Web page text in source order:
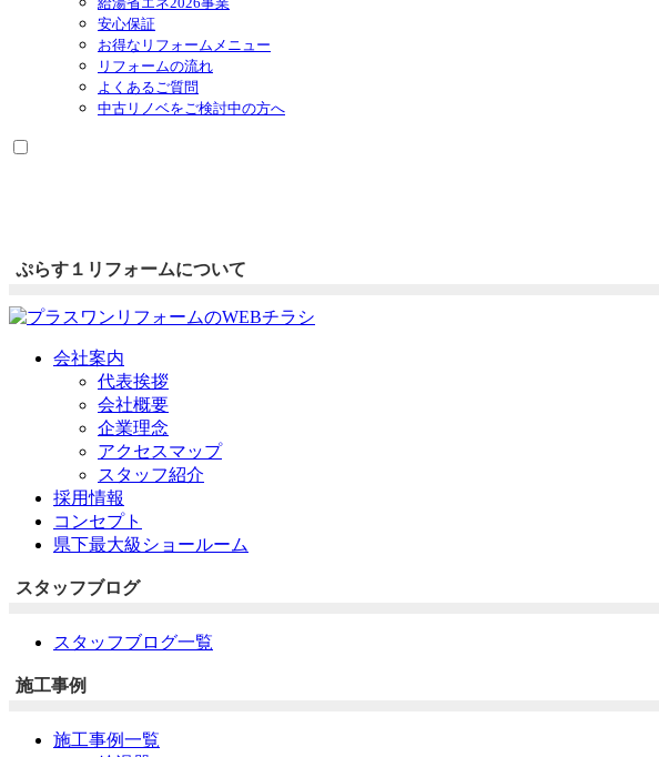
安心保証
お得なリフォームメニュー
リフォームの流れ
よくあるご質問
中古リノベをご検討中の方へ
ぷらす１リフォームについて
会社案内
代表挨拶
会社概要
企業理念
アクセスマップ
スタッフ紹介
採用情報
コンセプト
県下最大級ショールーム
スタッフブログ
スタッフブログ一覧
施工事例
施工事例一覧